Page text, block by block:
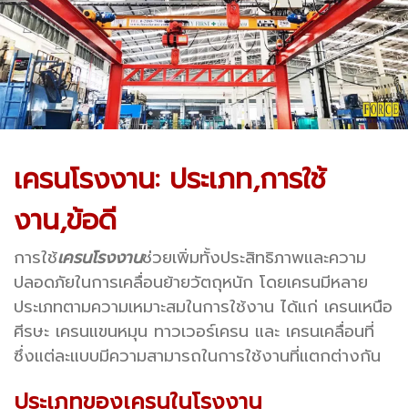
เครนโรงงาน: ประเภท,การใช้
งาน,ข้อดี
การใช้เครนโรงงานช่วยเพิ่มทั้งประสิทธิภาพและความ
ปลอดภัยในการเคลื่อนย้ายวัตถุหนัก โดยเครนมีหลาย
ประเภทตามความเหมาะสมในการใช้งาน ได้แก่ เครนเหนือ
ศีรษะ เครนแขนหมุน ทาวเวอร์เครน และ เครนเคลื่อนที่
ซึ่งแต่ละแบบมีความสามารถในการใช้งานที่แตกต่างกัน
ประเภทของเครนในโรงงาน